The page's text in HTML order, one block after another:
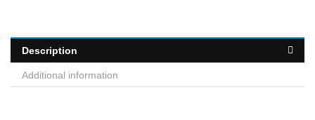
Description
Additional information